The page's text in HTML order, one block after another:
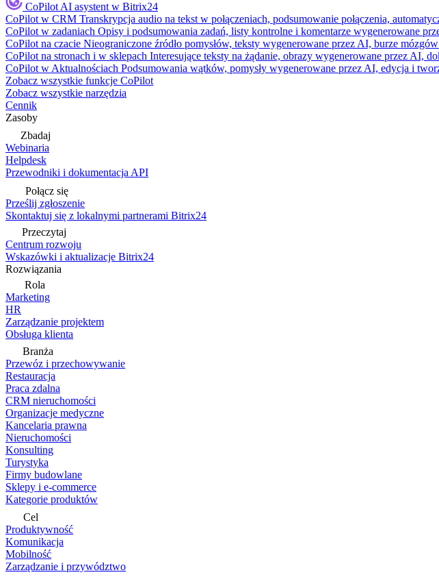
CoPilot AI asystent w Bitrix24
CoPilot w CRM Transkrypcja audio na tekst w połączeniach, podsumowanie połączenia,
CoPilot w zadaniach Opisy i podsumowania zadań, listy kontrolne i komentarze wygenerowane
CoPilot na czacie Nieograniczone źródło pomysłów, teksty wygenerowane przez AI, burze
CoPilot na stronach i w sklepach Interesujące teksty na żądanie, obrazy wygenerowane przez AI,
CoPilot w Aktualnościach Podsumowania wątków, pomysły wygenerowane przez AI, edycja i
Zobacz wszystkie funkcje CoPilot
Zobacz wszystkie narzędzia
Cennik
Zasoby
Zbadaj
Webinaria
Helpdesk
Przewodniki i dokumentacja API
Połącz się
Prześlij zgłoszenie
Skontaktuj się z lokalnymi partnerami Bitrix24
Przeczytaj
Centrum rozwoju
Wskazówki i aktualizacje Bitrix24
Rozwiązania
Rola
Marketing
HR
Zarządzanie projektem
Obsługa klienta
Branża
Przewóz i przechowywanie
Restauracja
Praca zdalna
CRM nieruchomości
Organizacje medyczne
Kancelaria prawna
Nieruchomości
Konsulting
Turystyka
Firmy budowlane
Sklepy i e-commerce
Kategorie produktów
Cel
Produktywność
Komunikacja
Mobilność
Zarządzanie i przywództwo